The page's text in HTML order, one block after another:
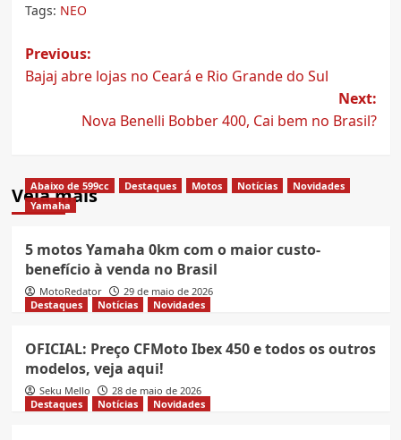
Tags: NEO
Post
navigation
Previous:
Bajaj abre lojas no Ceará e Rio Grande do Sul
Next:
Nova Benelli Bobber 400, Cai bem no Brasil?
Veja mais
Abaixo de 599cc Destaques Motos Notícias
Novidades
Yamaha
5 motos Yamaha 0km com o maior custo-
benefício à venda no Brasil
MotoRedator
29 de maio de 2026
Destaques
Notícias Novidades
OFICIAL: Preço CFMoto Ibex 450 e todos os outros
modelos, veja aqui!
Seku Mello
28 de maio de 2026
Destaques
Notícias Novidades